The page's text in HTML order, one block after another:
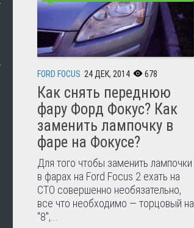
FORD FOCUS 24 ДЕК, 2014 678
Как снять переднюю
фару Форд Фокус? Как
заменить лампочку в
фаре на Фокусе?
Для того чтобы заменить лампочки
в фарах на Ford Focus 2 ехать на
СТО совершенно необязательно,
все что необходимо — торцовый на
"8",...